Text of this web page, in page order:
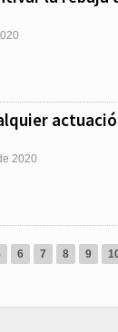
2020
6 7 8 9